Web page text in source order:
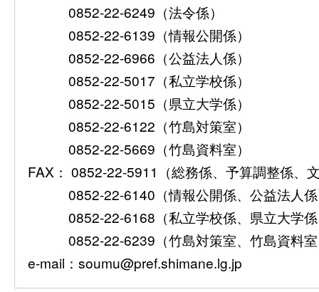
0852-22-6249（法令係）
0852-22-6139（情報公開係）
0852-22-6966（公益法人係）
0852-22-5017（私立学校係）
0852-22-5015（県立大学係）
0852-22-6122（竹島対策室）
0852-22-5669（竹島資料室）
FAX： 0852-22-5911（総務係、予算調整係、
0852-22-6140（情報公開係、公益法人
0852-22-6168（私立学校係、県立大学
0852-22-6239（竹島対策室、竹島資料
e-mail：soumu@pref.shimane.lg.jp